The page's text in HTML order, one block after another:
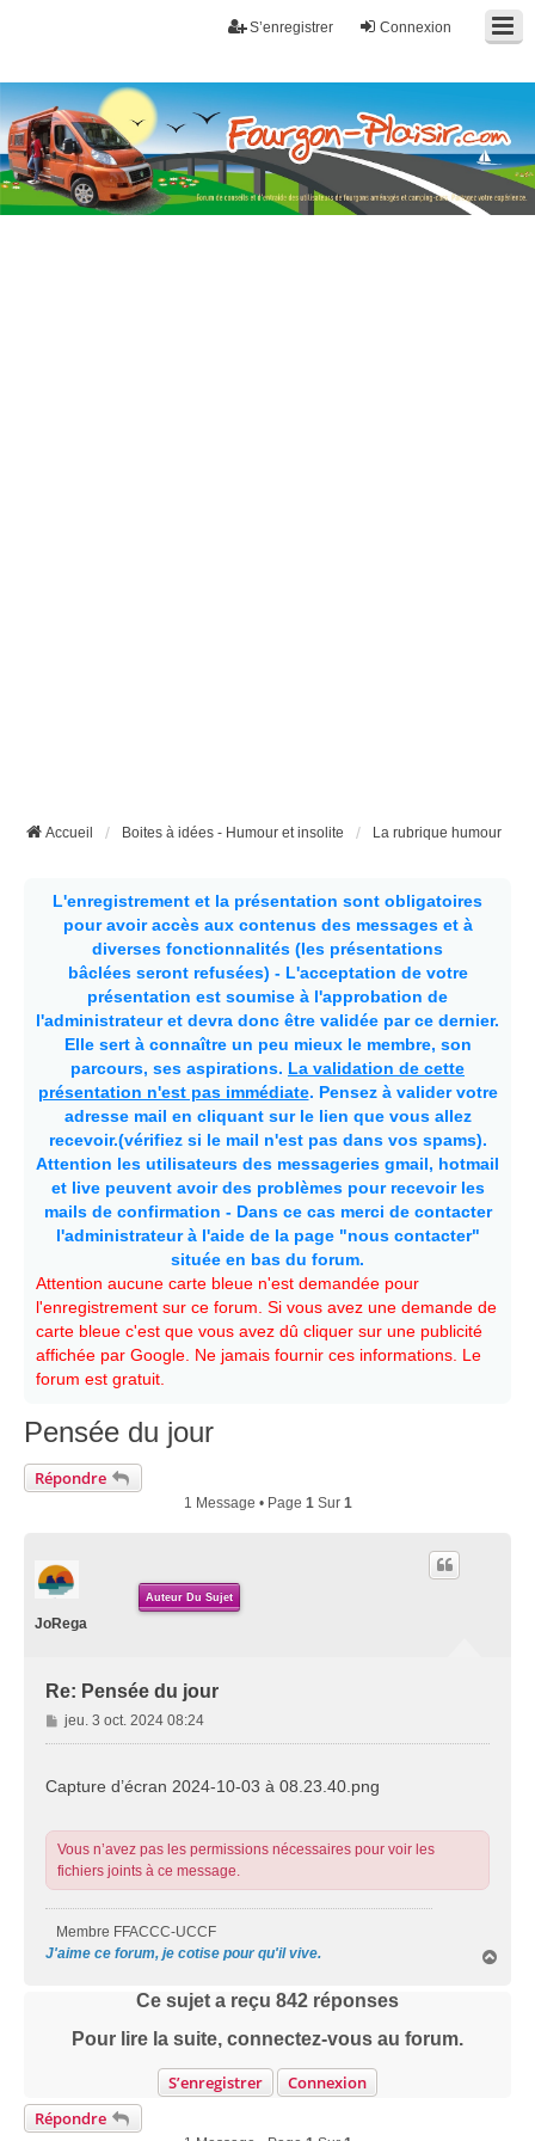
Connexion
S’enregistrer
Fourgon-plaisir.com
Forum de conseils et d'entraide des utilisateurs de fourgons, fourgons
aménagés, vans et de camping-car. Partagez votre expérience.
Accueil Boites à idées - Humour et insolite La rubrique humour
L'enregistrement et la présentation sont obligatoires
pour avoir accès aux contenus des messages et à
diverses fonctionnalités (les présentations
bâclées seront refusées) - L'acceptation de votre
présentation est soumise à l'approbation de
l'administrateur et devra donc être validée par ce dernier.
Elle sert à connaître un peu mieux le membre, son
parcours, ses aspirations. La validation de cette
présentation n'est pas immédiate. Pensez à valider votre
adresse mail en cliquant sur le lien que vous allez
recevoir.(vérifiez si le mail n'est pas dans vos spams).
Attention les utilisateurs des messageries gmail, hotmail
et live peuvent avoir des problèmes pour recevoir les
mails de confirmation - Dans ce cas merci de contacter
l'administrateur à l'aide de la page "nous contacter"
située en bas du forum.
Attention aucune carte bleue n'est demandée pour
l'enregistrement sur ce forum. Si vous avez une demande de
carte bleue c'est que vous avez dû cliquer sur une publicité
affichée par Google. Ne jamais fournir ces informations. Le
forum est gratuit.
Pensée du jour
Répondre
1 Message • Page 1Sur 1
Auteur Du Sujet
JoRega
Re: Pensée du jour
M
e
s
e
jeu. 3 oct. 2024 08:24
Capture d’écran 2024-10-03 à 08.23.40.png
Vous n’avez pas les permissions nécessaires pour voir les
fichiers joints à ce message.
Membre FFACCC-UCCF
J'aime ce forum, je cotise pour qu'il vive.
Ce sujet a reçu 842 réponses
Pour lire la suite, connectez-vous au forum.
S’enregistrer
Connexion
Répondre